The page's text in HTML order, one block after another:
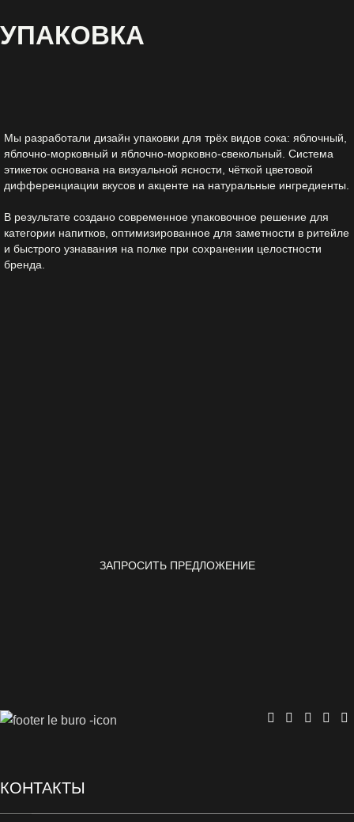
УПАКОВКА
Мы разработали дизайн упаковки для трёх видов сока: яблочный,
яблочно-морковный и яблочно-морковно-свекольный. Система
этикеток основана на визуальной ясности, чёткой цветовой
дифференциации вкусов и акценте на натуральные ингредиенты.
В результате создано современное упаковочное решение для
категории напитков, оптимизированное для заметности в ритейле
и быстрого узнавания на полке при сохранении целостности
бренда.
ЗАПРОСИТЬ ПРЕДЛОЖЕНИЕ
КОНТАКТЫ